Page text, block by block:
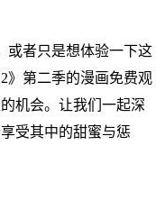
或者只是想体验一下这
》第二季的漫画免费观
机会。让我们一起深
受其中的甜蜜与惩